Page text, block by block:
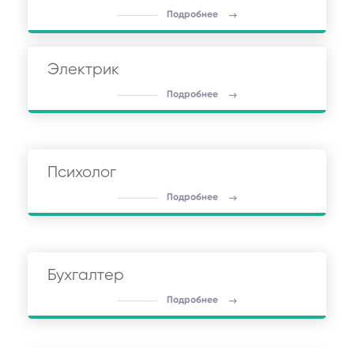
Подробнее
Электрик
Подробнее
Психолог
Подробнее
Бухгалтер
Подробнее